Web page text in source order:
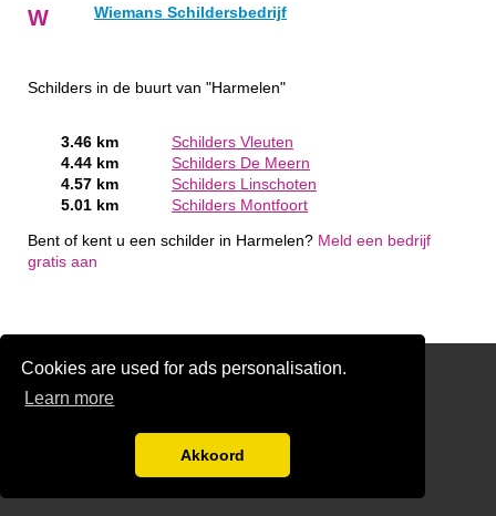
Cookies are used for ads personalisation.
Learn more
Akkoord
W Wiemans Schildersbedrijf
Schilders in de buurt van "Harmelen"
3.46 km
Schilders Vleuten
4.44 km
Schilders De Meern
4.57 km
Schilders Linschoten
5.01 km
Schilders Montfoort
Bent of kent u een schilder in Harmelen? Meld een bedrijf
gratis aan
Schilder Offerte Aanvragen
links